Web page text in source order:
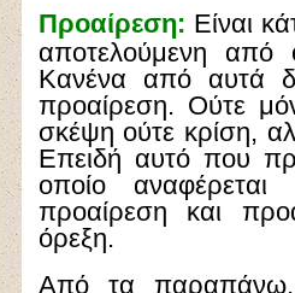
Προαίρεση: Είναι
αποτελούμενη από
Κανένα από αυτά
προαίρεση. Ούτε
σκέψη ούτε κρίση,
Επειδή αυτό που
οποίο αναφέρεται
προαίρεση και
όρεξη.
Από τα παραπάνω,